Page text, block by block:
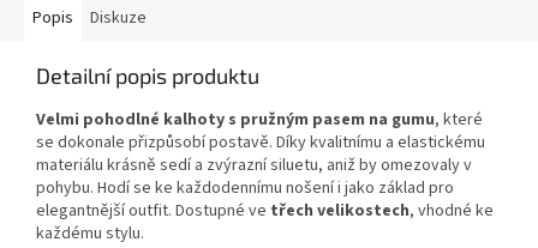
Popis Diskuze
Detailní popis produktu
Velmi pohodlné kalhoty s pružným pasem na gumu, které
se dokonale přizpůsobí postavě. Díky kvalitnímu a elastickému
materiálu krásně sedí a zvýrazní siluetu, aniž by omezovaly v
pohybu. Hodí se ke každodennímu nošení i jako základ pro
elegantnější outfit. Dostupné ve třech velikostech, vhodné ke
každému stylu.